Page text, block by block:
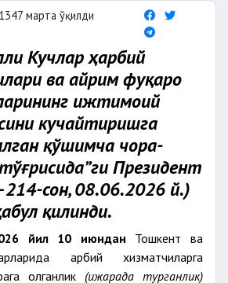
1347 марта ўқилди
Кучлар ҳарбий
ва айрим фуқаро
ижтимоий
кучайтиришга
қўшимча чора-
Президент
сон, 08.06.2026 й.)
қилинди.
йил 10 июндан Тошкент ва
ҳарбий хизматчиларга
олганлик (ижарада турганлик)